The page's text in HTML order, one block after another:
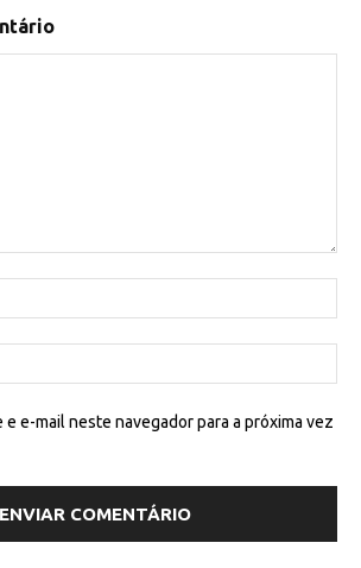
e e-mail neste navegador para a próxima vez